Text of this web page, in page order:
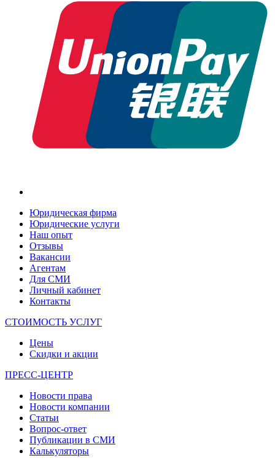
Юридическая фирма
Юридические услуги
Наш опыт
Отзывы
Вакансии
Агентам
Для СМИ
Личный кабинет
Контакты
СТОИМОСТЬ УСЛУГ
Цены
Скидки и акции
ПРЕСС-ЦЕНТР
Новости права
Новости компании
Статьи
Вопрос-ответ
Публикации в СМИ
Калькуляторы